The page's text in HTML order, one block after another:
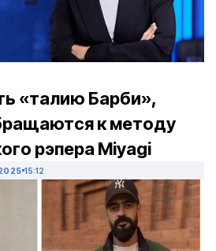
«талию Барби»,
к методу
рэпера Miyagi
15:12